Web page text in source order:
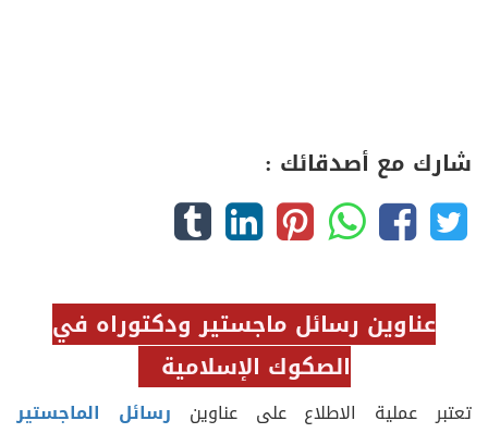
شارك مع أصدقائك :
عناوين رسائل ماجستير ودكتوراه في
الصكوك الإسلامية
تعتبر عملية الاطلاع على عناوين رسائل الماجستير